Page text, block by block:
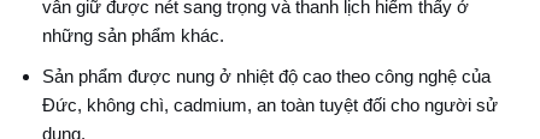
vẫn giữ được nét sang trọng và thanh lịch hiếm thấy ở
những sản phẩm khác.
Sản phẩm được nung ở nhiệt độ cao theo công nghệ của
Đức, không chì, cadmium, an toàn tuyệt đối cho người sử
dụng.